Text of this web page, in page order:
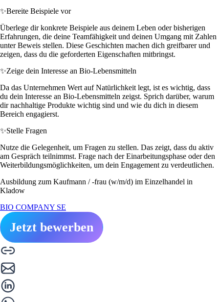
✨Bereite Beispiele vor
Überlege dir konkrete Beispiele aus deinem Leben oder bisherigen
Erfahrungen, die deine Teamfähigkeit und deinen Umgang mit Zahlen
unter Beweis stellen. Diese Geschichten machen dich greifbarer und
zeigen, dass du die geforderten Eigenschaften mitbringst.
✨Zeige dein Interesse an Bio-Lebensmitteln
Da das Unternehmen Wert auf Natürlichkeit legt, ist es wichtig, dass
du dein Interesse an Bio-Lebensmitteln zeigst. Sprich darüber, warum
dir nachhaltige Produkte wichtig sind und wie du dich in diesem
Bereich engagierst.
✨Stelle Fragen
Nutze die Gelegenheit, um Fragen zu stellen. Das zeigt, dass du aktiv
am Gespräch teilnimmst. Frage nach der Einarbeitungsphase oder den
Weiterbildungsmöglichkeiten, um dein Engagement zu verdeutlichen.
Ausbildung zum Kaufmann / -frau (w/m/d) im Einzelhandel in
Kladow
BIO COMPANY SE
Jetzt bewerben